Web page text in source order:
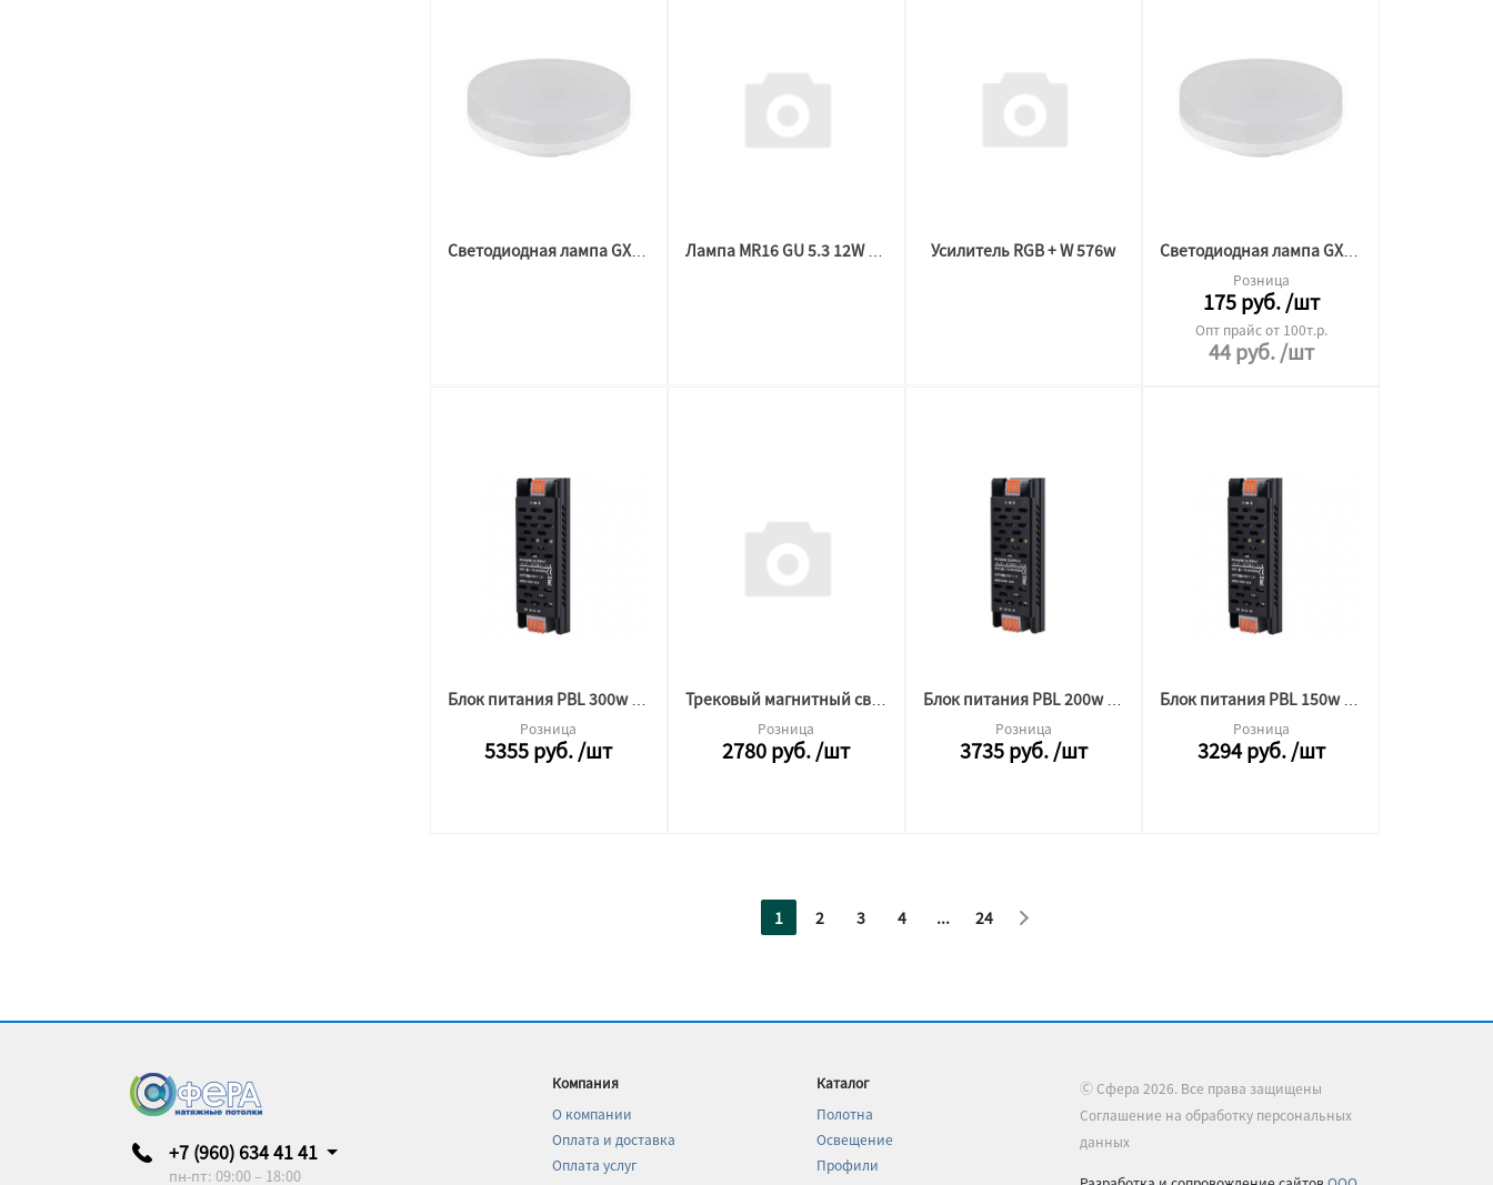
Светодиодная лампа GX53 10W General 3000K Лампа MR16 GU 5.3 12W 4500K GLDEN Усилитель RGB + W 576w Светодиодная лампа GX53 10W General 4500K
Розница
175 руб. /шт
Опт прайс от 100т.р.
44 руб. /шт
Розница
5355руб./шт
Трековый магнитный светильник Спот 48v 20w 4000 k ЧЕРНЫЙ
Розница
2780руб./шт
Розница
3735руб./шт
Розница
3294 руб. /шт
1 2 3 4 ... 24
+7 (960) 634 41 41
пн-пт: 09:00 – 18:00
Компания
О компании
Оплата и доставка
Оплата услуг
Каталог
Полотна
Освещение
Профили
Ⓒ Сфера 2026. Все права защищены
Соглашение на обработку персональных
данных